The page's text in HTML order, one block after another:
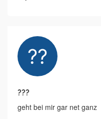
???
geht bei mir gar net ganz